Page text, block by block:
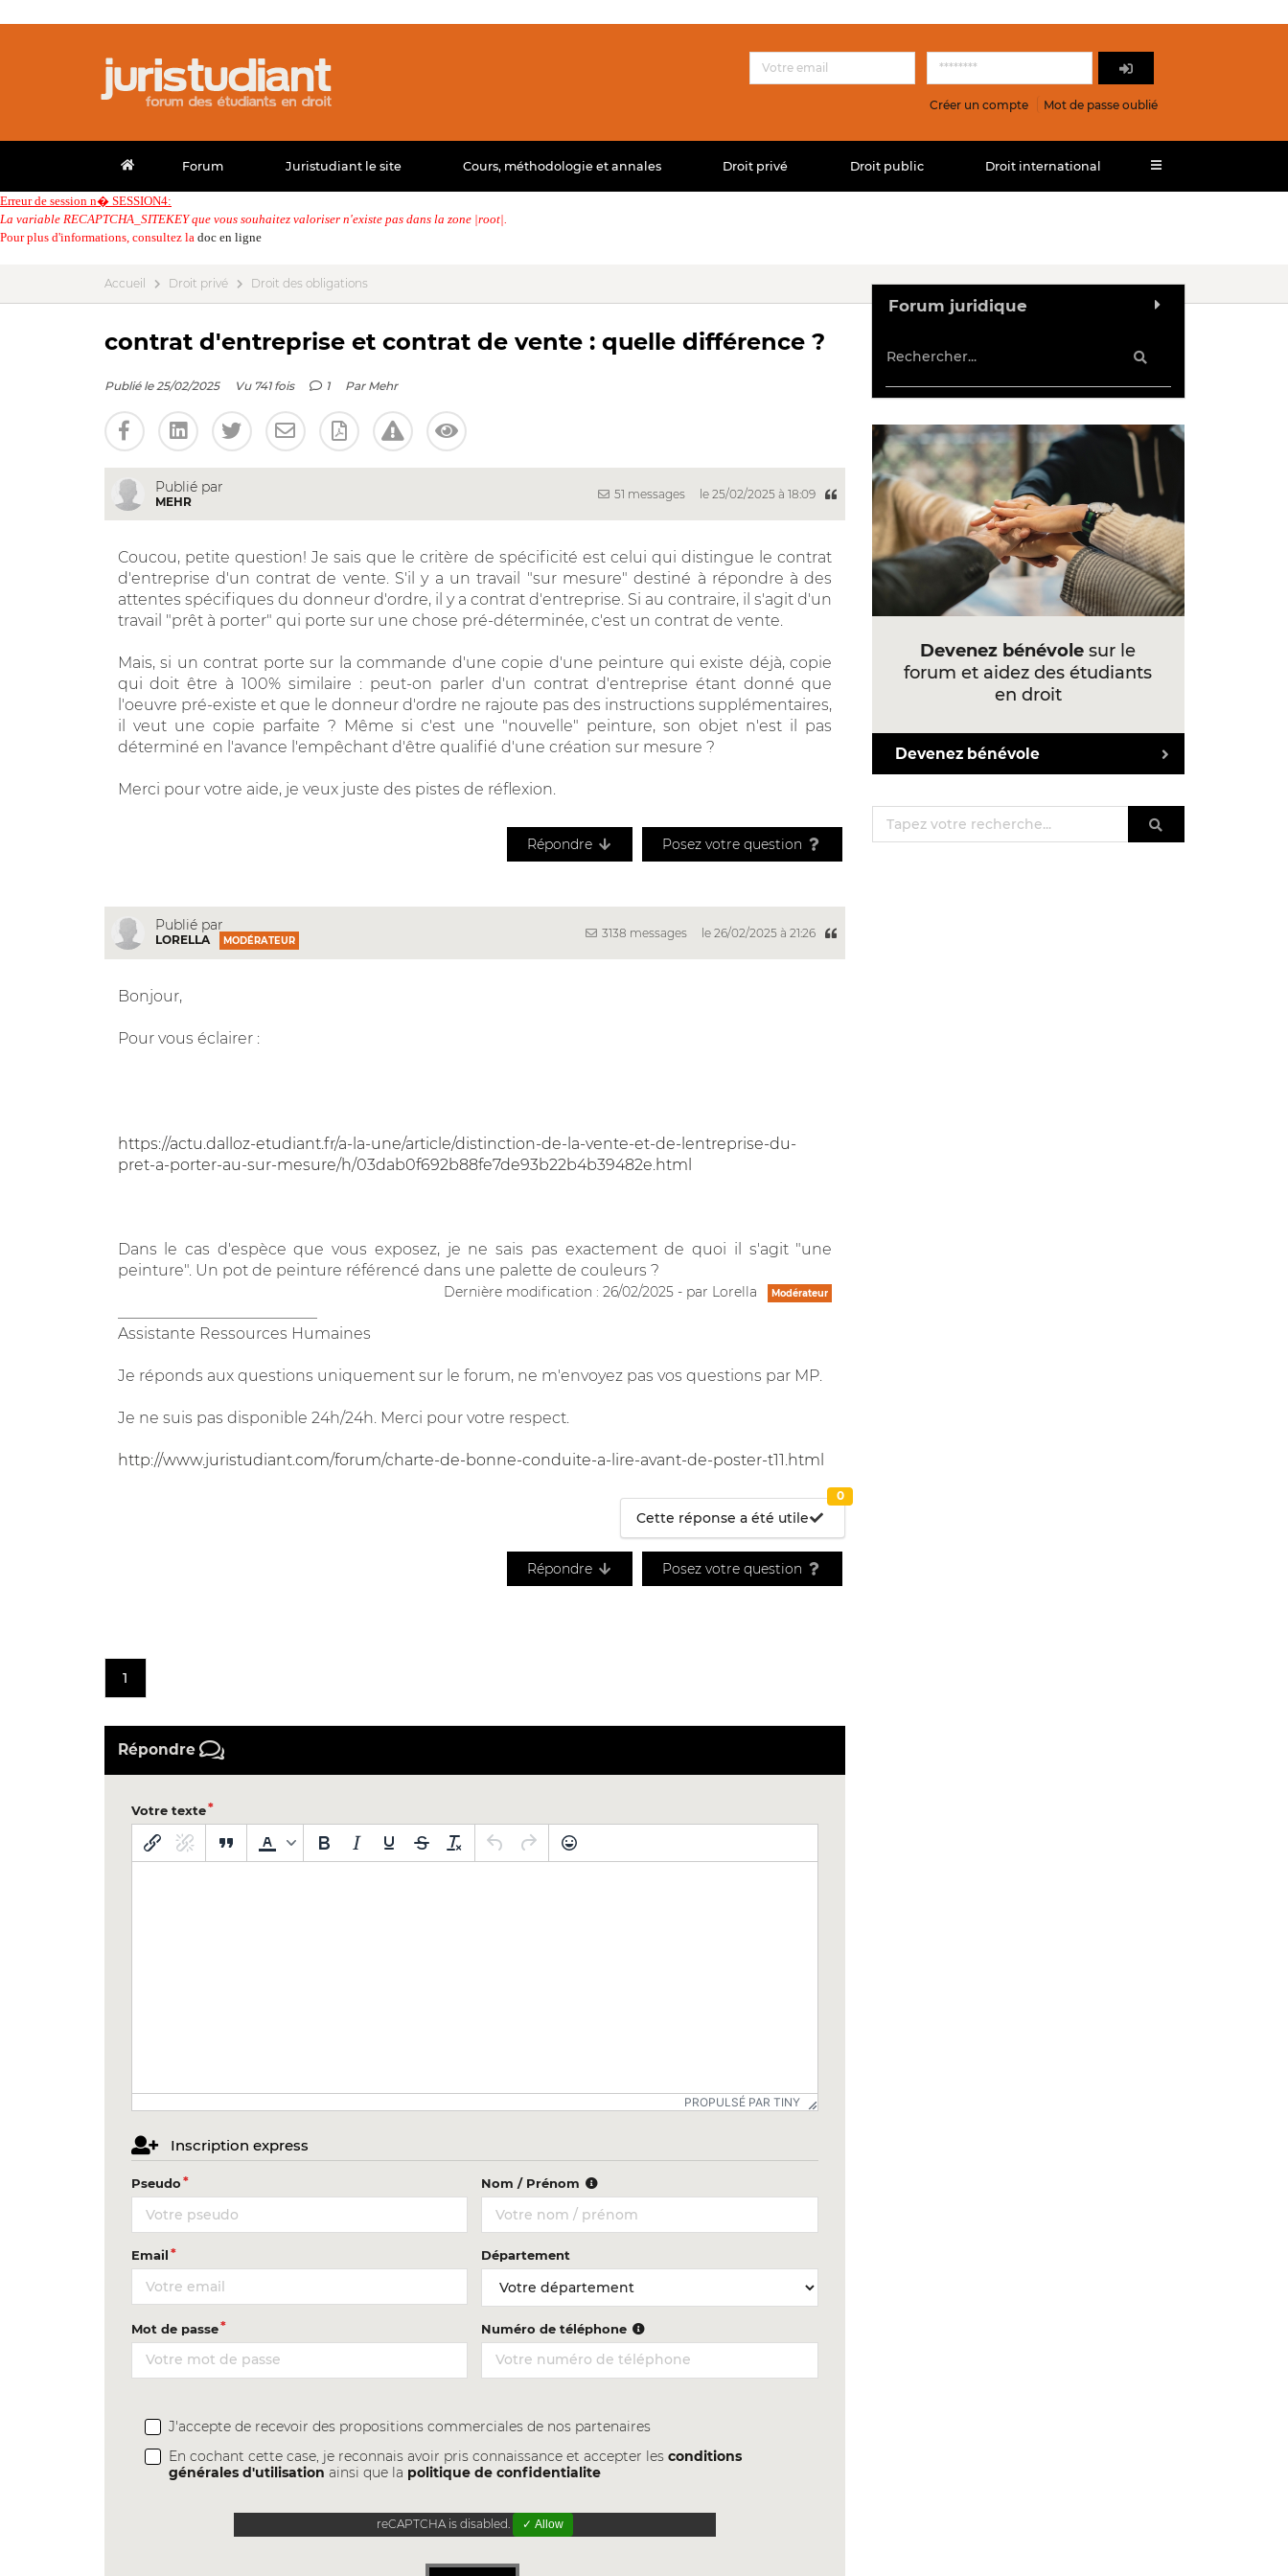
Créer un compte Mot de passe oublié
Forum Juristudiant le site Cours, méthodologie et annales Droit privé Droit public Droit international
Erreur de session n� SESSION4:
La variable RECAPTCHA_SITEKEY que vous souhaitez valoriser n'existe pas dans la zone |root|.
Pour plus d'informations, consultez la doc en ligne
Accueil Droit privé Droit des obligations
contrat d'entreprise et contrat de vente : quelle différence ?
Publié le 25/02/2025 Vu 741 fois 1 Par Mehr
Publié par
MEHR
51 messages le 25/02/2025 à 18:09
Coucou, petite question! Je sais que le critère de spécificité est celui qui distingue le contrat
d'entreprise d'un contrat de vente. S'il y a un travail "sur mesure" destiné à répondre à des
attentes spécifiques du donneur d'ordre, il y a contrat d'entreprise. Si au contraire, il s'agit d'un
travail "prêt à porter" qui porte sur une chose pré-déterminée, c'est un contrat de vente.
Mais, si un contrat porte sur la commande d'une copie d'une peinture qui existe déjà, copie
qui doit être à 100% similaire : peut-on parler d'un contrat d'entreprise étant donné que
l'oeuvre pré-existe et que le donneur d'ordre ne rajoute pas des instructions supplémentaires,
il veut une copie parfaite ? Même si c'est une "nouvelle" peinture, son objet n'est il pas
déterminé en l'avance l'empêchant d'être qualifié d'une création sur mesure ?
Merci pour votre aide, je veux juste des pistes de réflexion.
Répondre Posez votre question
Publié par
LORELLA MODÉRATEUR
3138 messages le 26/02/2025 à 21:26
Bonjour,
Pour vous éclairer :
https://actu.dalloz-etudiant.fr/a-la-une/article/distinction-de-la-vente-et-de-lentreprise-du-
pret-a-porter-au-sur-mesure/h/03dab0f692b88fe7de93b22b4b39482e.html
Dans le cas d'espèce que vous exposez, je ne sais pas exactement de quoi il s'agit "une
peinture". Un pot de peinture référencé dans une palette de couleurs ?
Dernière modification : 26/02/2025 - par Lorella Modérateur
Assistante Ressources Humaines
Je réponds aux questions uniquement sur le forum, ne m'envoyez pas vos questions par MP.
Je ne suis pas disponible 24h/24h. Merci pour votre respect.
http://www.juristudiant.com/forum/charte-de-bonne-conduite-a-lire-avant-de-poster-t11.html
Cette réponse a été utile
0
Répondre Posez votre question
1
Répondre
Votre texte
PROPULSÉ PAR TINY
Inscription express
Pseudo Nom / Prénom
Email Département
Mot de passe Numéro de téléphone
J'accepte de recevoir des propositions commerciales de nos partenaires
En cochant cette case, je reconnais avoir pris connaissance et accepter lesconditions
générales d'utilisation ainsi que la politique de confidentialite
reCAPTCHA is disabled. ✓ Allow
Forum juridique
Devenez bénévole sur le
forum et aidez des étudiants
en droit
Devenez bénévole